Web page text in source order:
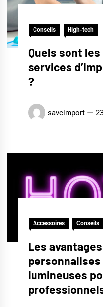
Conseils High-tech
Quels sont
services
?
savcimport
Accessoires Conseils
Les
lumineuses